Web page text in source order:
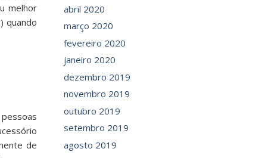
melhor
quando
de
abril 2020
março 2020
fevereiro 2020
janeiro 2020
dezembro 2019
novembro 2019
outubro 2019
setembro 2019
agosto 2019